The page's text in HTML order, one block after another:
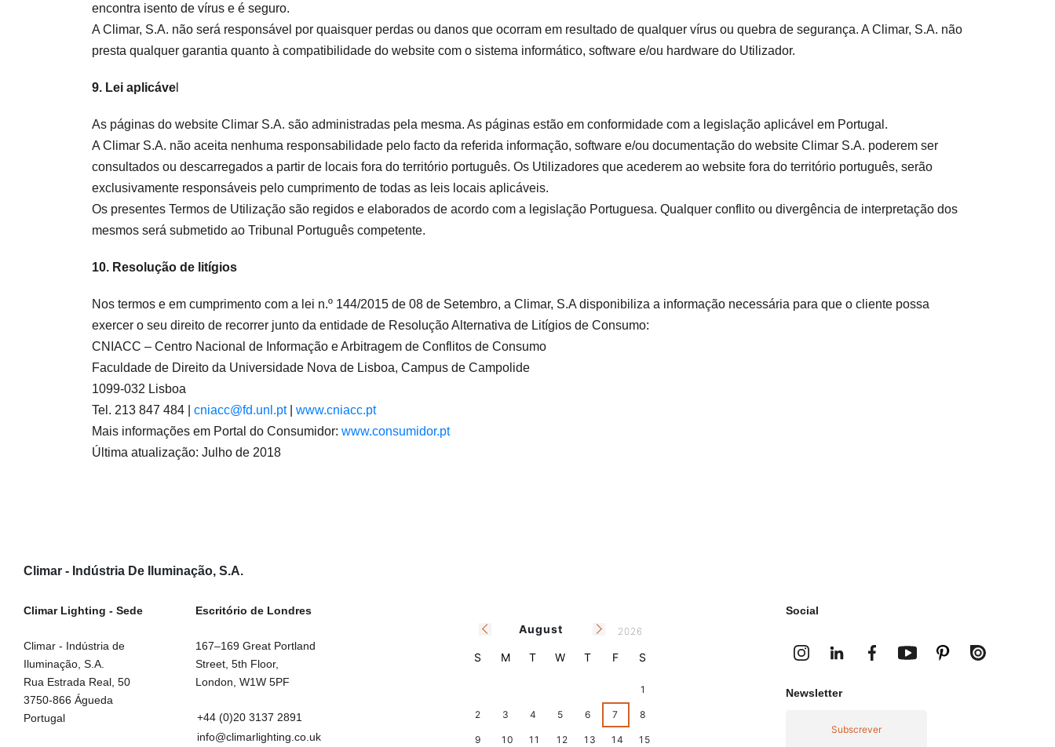
encontra isento de vírus e é seguro.
A Climar, S.A. não será responsável por quaisquer perdas ou danos que ocorram em resultado de qualquer vírus ou quebra de segurança. A Climar, S.A. não
presta qualquer garantia quanto à compatibilidade do website com o sistema informático, software e/ou hardware do Utilizador.
9. Lei aplicáve
As páginas do website Climar S.A. são administradas pela mesma. As páginas estão em conformidade com a legislação aplicável em Portugal.
A Climar S.A. não aceita nenhuma responsabilidade pelo facto da referida informação, software e/ou documentação do website Climar S.A. poderem ser
consultados ou descarregados a partir de locais fora do território português. Os Utilizadores que acederem ao website fora do território português, serão
exclusivamente responsáveis pelo cumprimento de todas as leis locais aplicáveis.
Os presentes Termos de Utilização são regidos e elaborados de acordo com a legislação Portuguesa. Qualquer conflito ou divergência de interpretação dos
mesmos será submetido ao Tribunal Português competente.
10. Resolução de litígios
Nos termos e em cumprimento com a lei n.º 144/2015 de 08 de Setembro, a Climar, S.A disponibiliza a informação necessária para que o cliente possa
exercer o seu direito de recorrer junto da entidade de Resolução Alternativa de Litígios de Consumo:
CNIACC – Centro Nacional de Informação e Arbitragem de Conflitos de Consumo
Faculdade de Direito da Universidade Nova de Lisboa, Campus de Campolide
1099-032 Lisboa
Tel. 213 847 484 | cniacc@fd.unl.pt| www.cniacc.pt
Mais informações em Portal do Consumidor: www.consumidor.pt
Última atualização: Julho de 2018
Climar - Indústria De Iluminação, S.A.
Climar Lighting - Sede
Climar - Indústria de
Iluminação, S.A.
Rua Estrada Real, 50
3750-866 Águeda
Portugal
Escritório de Londres
167–169 Great Portland
Street, 5th Floor,
London, W1W 5PF
+44 (0)20 3137 2891
info@climarlighting.co.uk
August 2026
S M T W T F S
1
2 3 4 5 6 7 8
9 10 11 12 13 14 15
Social
Newsletter
Subscrever